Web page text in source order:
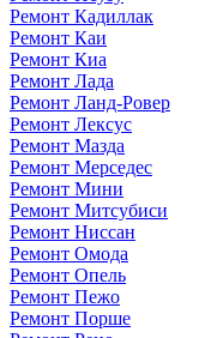
Ремонт Кадиллак
Ремонт Каи
Ремонт Киа
Ремонт Лада
Ремонт Ланд-Ровер
Ремонт Лексус
Ремонт Мазда
Ремонт Мерседес
Ремонт Мини
Ремонт Митсубиси
Ремонт Ниссан
Ремонт Омода
Ремонт Опель
Ремонт Пежо
Ремонт Порше